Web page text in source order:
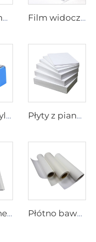
Folia laminowa Film widoczny w jedną stronę
Arkusz akrylowy Płyty z pianki PVC
Drukowalne Tkaniny Płótno bawełniane